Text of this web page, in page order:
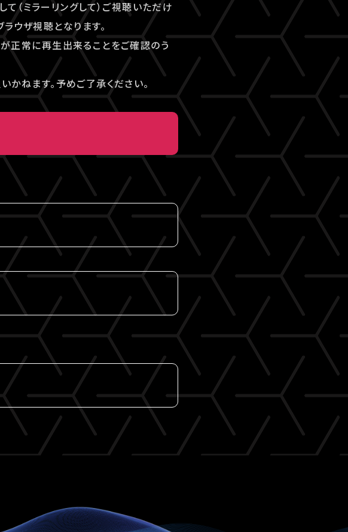
（ミラーリングして）ご視聴いただけ
ウザ視聴となります。
正常に再生出来ることをご確認のう
ねます。予めご了承ください。